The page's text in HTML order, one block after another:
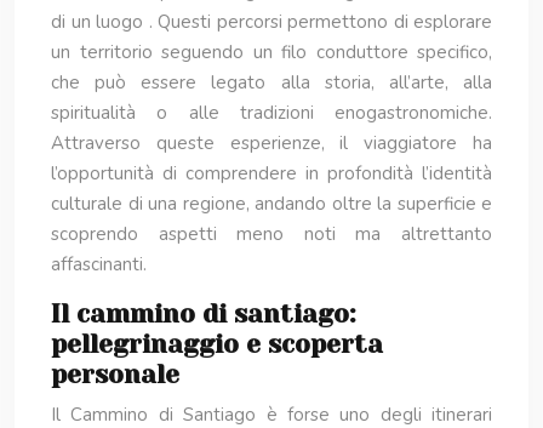
di un luogo . Questi percorsi permettono di esplorare
un territorio seguendo un filo conduttore specifico,
che può essere legato alla storia, all’arte, alla
spiritualità o alle tradizioni enogastronomiche.
Attraverso queste esperienze, il viaggiatore ha
l’opportunità di comprendere in profondità l’identità
culturale di una regione, andando oltre la superficie e
scoprendo aspetti meno noti ma altrettanto
affascinanti.
Il cammino di santiago:
pellegrinaggio e scoperta
personale
Il Cammino di Santiago è forse uno degli itinerari